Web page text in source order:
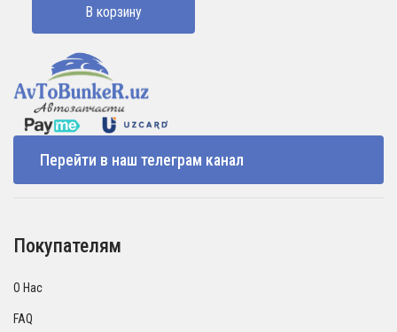
В корзину
Перейти в наш телеграм канал
Покупателям
О Нас
FAQ